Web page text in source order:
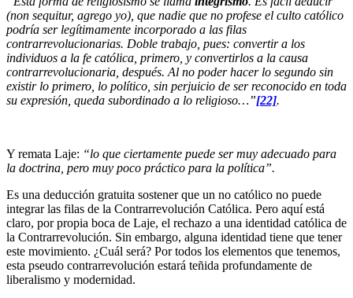
(non sequitur, agrego yo), que nadie que no profese el culto católico
podría ser legítimamente incorporado a las filas
contrarrevolucionarias. Doble trabajo, pues: convertir a los
individuos a la fe católica, primero, y convertirlos a la causa
contrarrevolucionaria, después. Al no poder hacer lo segundo sin
existir lo primero, lo político, sin perjuicio de ser reconocido en toda
su expresión, queda subordinado a lo religioso…”[22].
Y remata Laje: “lo que ciertamente puede ser muy adecuado para
la doctrina, pero muy poco práctico para la política”.
Es una deducción gratuita sostener que un no católico no puede
integrar las filas de la Contrarrevolución Católica. Pero aquí está
claro, por propia boca de Laje, el rechazo a una identidad católica de
la Contrarrevolución. Sin embargo, alguna identidad tiene que tener
este movimiento. ¿Cuál será? Por todos los elementos que tenemos,
esta pseudo contrarrevolución estará teñida profundamente de
liberalismo y modernidad.